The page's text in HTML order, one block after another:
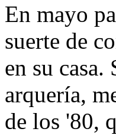
En mayo
suerte de
en su
arquería,
de los '80,